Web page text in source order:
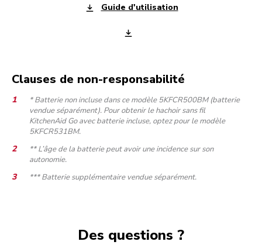
Guide d'utilisation
Clauses de non-responsabilité
* Batterie non incluse dans ce modèle 5KFCR500BM (batterie
vendue séparément). Pour obtenir le hachoir sans fil
KitchenAid Go avec batterie incluse, optez pour le modèle
5KFCR531BM.
** L’âge de la batterie peut avoir une incidence sur son
autonomie.
*** Batterie supplémentaire vendue séparément.
Des questions ?